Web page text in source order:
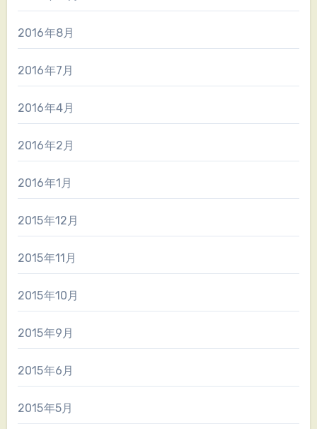
2016年8月
2016年7月
2016年4月
2016年2月
2016年1月
2015年12月
2015年11月
2015年10月
2015年9月
2015年6月
2015年5月